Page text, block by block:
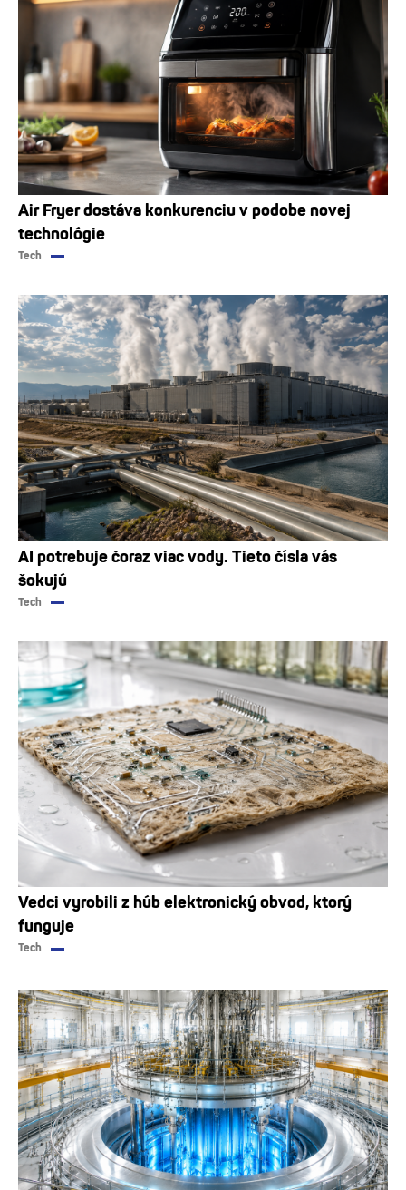
Air Fryer dostáva konkurenciu v podobe novej
technológie
Tech
AI potrebuje čoraz viac vody. Tieto čísla vás
šokujú
Tech
Vedci vyrobili z húb elektronický obvod, ktorý
funguje
Tech